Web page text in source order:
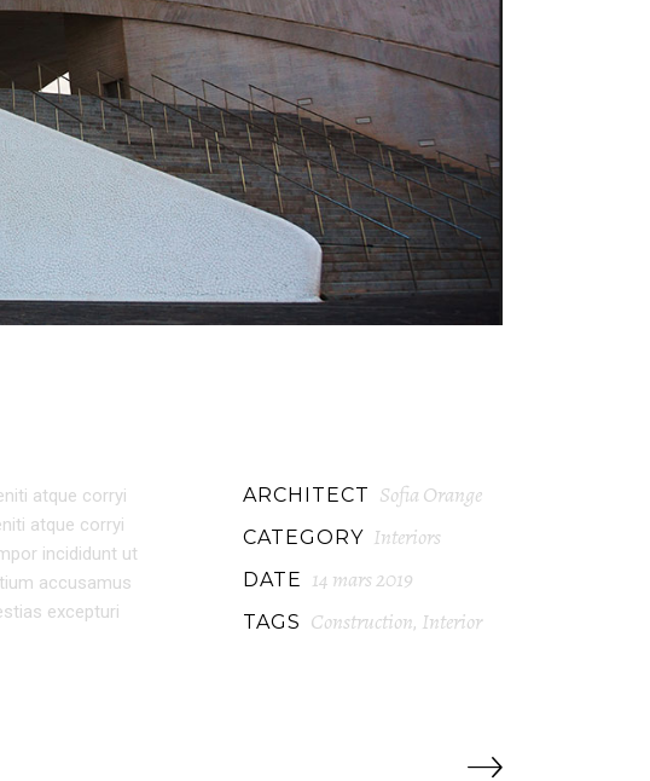
atque corryi
atque corryi
incididunt ut
accusamus
excepturi
ARCHITECT Sofia Orange
CATEGORY Interiors
DATE 14 mars 2019
TAGS Construction, Interior